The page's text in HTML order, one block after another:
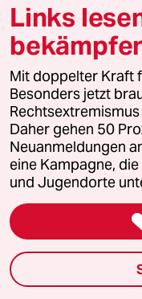
Mehr taz
taz Blogs
taz FUTURZWEI
Le Monde
taz Archiv
Links
Mit doppelter Kraft
Besonders jetzt
Daher gehen 50
Neuanmeldungen
eine Kampagne,
und Jugendorte